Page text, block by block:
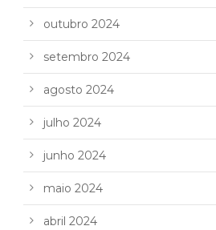
outubro 2024
setembro 2024
agosto 2024
julho 2024
junho 2024
maio 2024
abril 2024